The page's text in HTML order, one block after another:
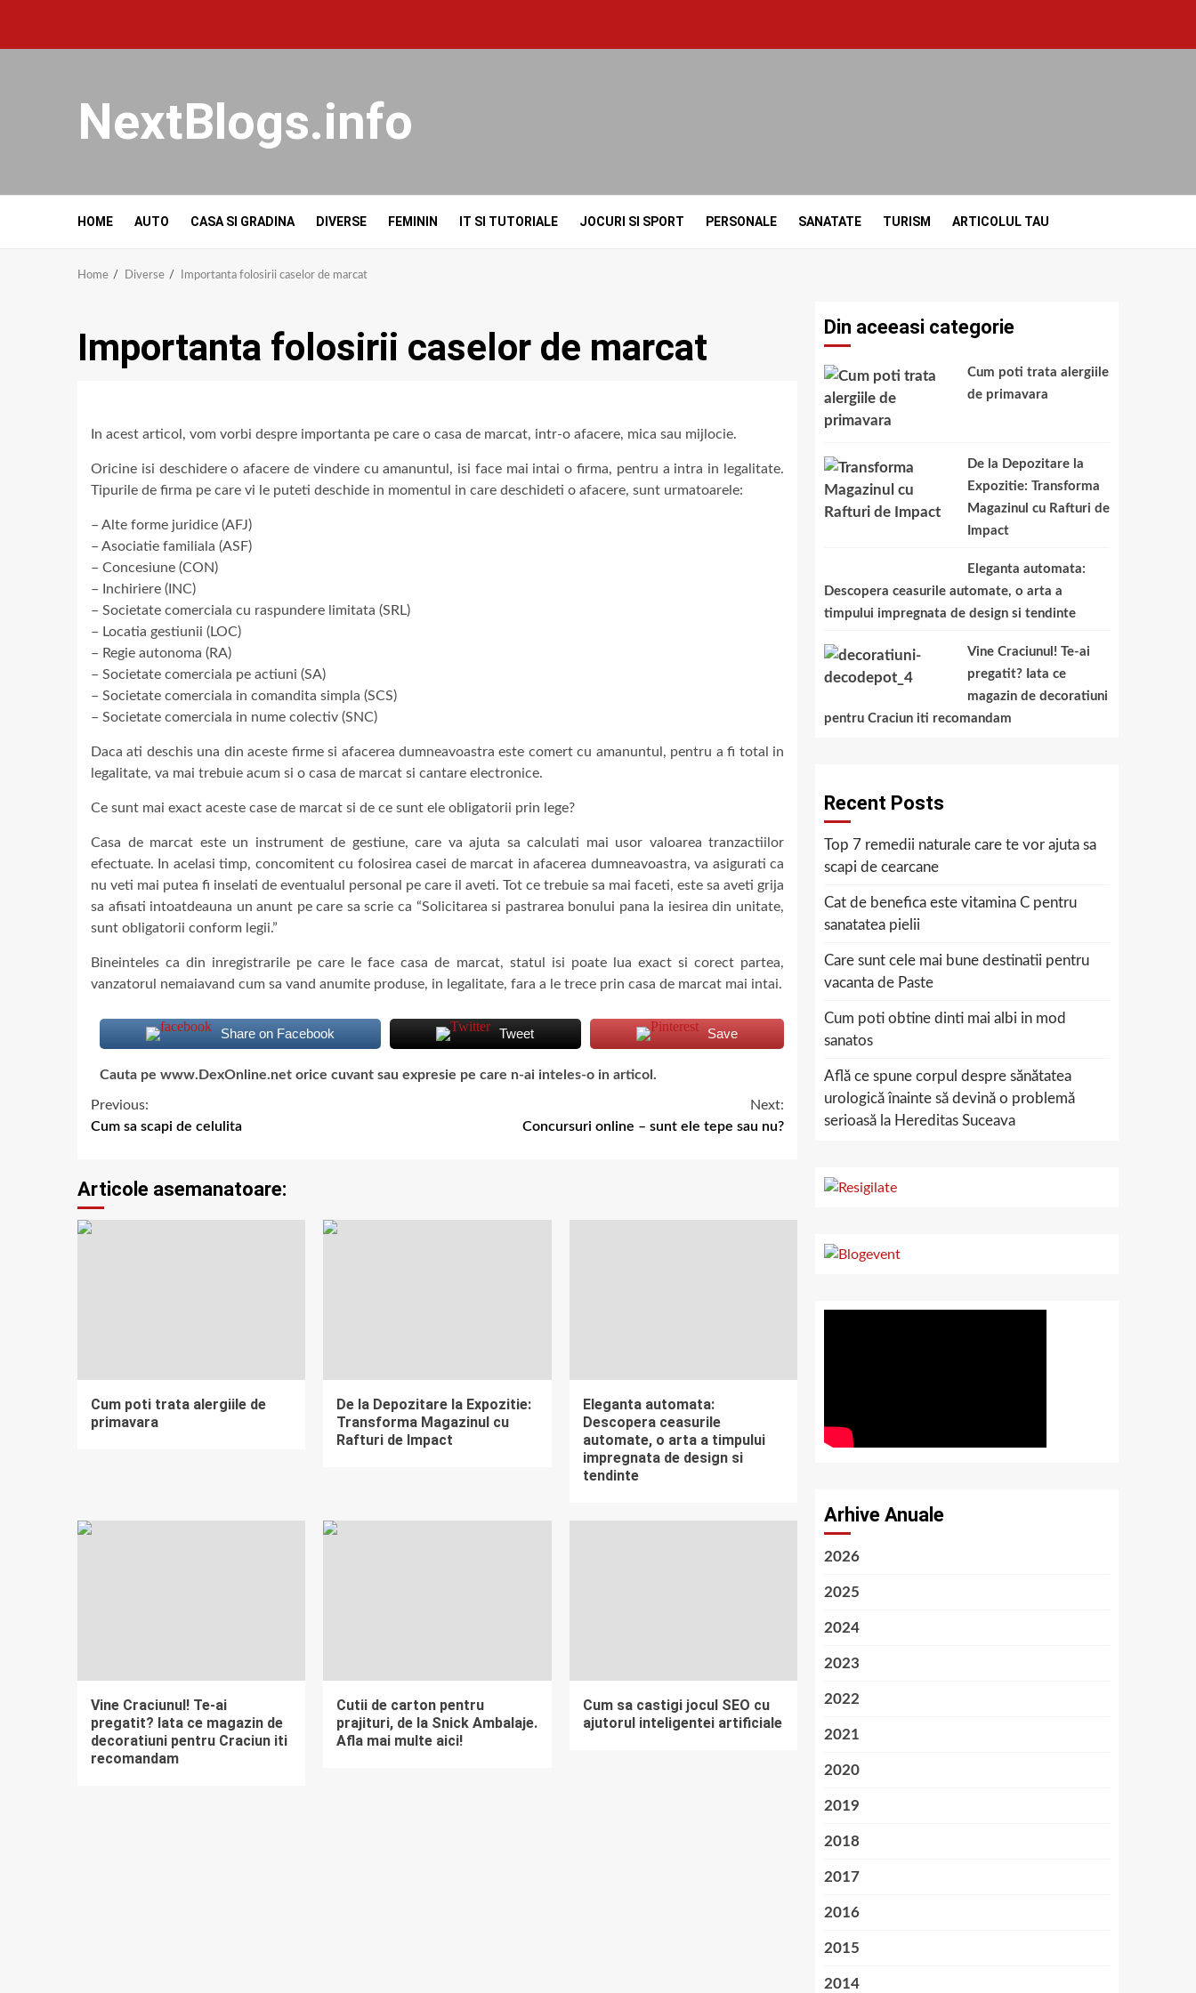
NextBlogs.info
HOME AUTO CASA SI GRADINA DIVERSE FEMININ IT SI TUTORIALE JOCURI SI SPORT PERSONALE SANATATE TURISM ARTICOLUL TAU
Home Diverse Importanta folosirii caselor de marcat
Importanta folosirii caselor de marcat
In acest articol, vom vorbi despre importanta pe care o casa de marcat, intr-o afacere, mica sau mijlocie.
Oricine isi deschidere o afacere de vindere cu amanuntul, isi face mai intai o firma, pentru a intra in legalitate.
Tipurile de firma pe care vi le puteti deschide in momentul in care deschideti o afacere, sunt urmatoarele:
– Alte forme juridice (AFJ)
– Asociatie familiala (ASF)
– Concesiune (CON)
– Inchiriere (INC)
– Societate comerciala cu raspundere limitata (SRL)
– Locatia gestiunii (LOC)
– Regie autonoma (RA)
– Societate comerciala pe actiuni (SA)
– Societate comerciala in comandita simpla (SCS)
– Societate comerciala in nume colectiv (SNC)
Daca ati deschis una din aceste firme si afacerea dumneavoastra este comert cu amanuntul, pentru a fi total in
legalitate, va mai trebuie acum si o casa de marcat si cantare electronice.
Ce sunt mai exact aceste case de marcat si de ce sunt ele obligatorii prin lege?
Casa de marcat este un instrument de gestiune, care va ajuta sa calculati mai usor valoarea tranzactiilor
efectuate. In acelasi timp, concomitent cu folosirea casei de marcat in afacerea dumneavoastra, va asigurati ca
nu veti mai putea fi inselati de eventualul personal pe care il aveti. Tot ce trebuie sa mai faceti, este sa aveti grija
sa afisati intoatdeauna un anunt pe care sa scrie ca “Solicitarea si pastrarea bonului pana la iesirea din unitate,
sunt obligatorii conform legii.”
Bineinteles ca din inregistrarile pe care le face casa de marcat, statul isi poate lua exact si corect partea,
vanzatorul nemaiavand cum sa vand anumite produse, in legalitate, fara a le trece prin casa de marcat mai intai.
Share on Facebook Tweet Save
Cauta pe www.DexOnline.net orice cuvant sau expresie pe care n-ai inteles-o in articol.
Previous:
Cum sa scapi de celulita
Next:
Concursuri online – sunt ele tepe sau nu?
Articole asemanatoare:
Cum poti trata alergiile de
primavara
De la Depozitare la Expozitie:
Transforma Magazinul cu
Rafturi de Impact
Eleganta automata:
Descopera ceasurile
automate, o arta a timpului
impregnata de design si
tendinte
Vine Craciunul! Te-ai
pregatit? Iata ce magazin de
decoratiuni pentru Craciun iti
recomandam
Cutii de carton pentru
prajituri, de la Snick Ambalaje.
Afla mai multe aici!
Cum sa castigi jocul SEO cu
ajutorul inteligentei artificiale
Din aceeasi categorie
Cum poti trata alergiile
de primavara
De la Depozitare la
Expozitie: Transforma
Magazinul cu Rafturi de
Impact
Eleganta automata:
Descopera ceasurile automate, o arta a
timpului impregnata de design si tendinte
Vine Craciunul! Te-ai
pregatit? Iata ce
magazin de decoratiuni
pentru Craciun iti recomandam
Recent Posts
Top 7 remedii naturale care te vor ajuta sa
scapi de cearcane
Cat de benefica este vitamina C pentru
sanatatea pielii
Care sunt cele mai bune destinatii pentru
vacanta de Paste
Cum poti obtine dinti mai albi in mod
sanatos
Află ce spune corpul despre sănătatea
urologică înainte să devină o problemă
serioasă la Hereditas Suceava
Arhive Anuale
2026
2025
2024
2023
2022
2021
2020
2019
2018
2017
2016
2015
2014